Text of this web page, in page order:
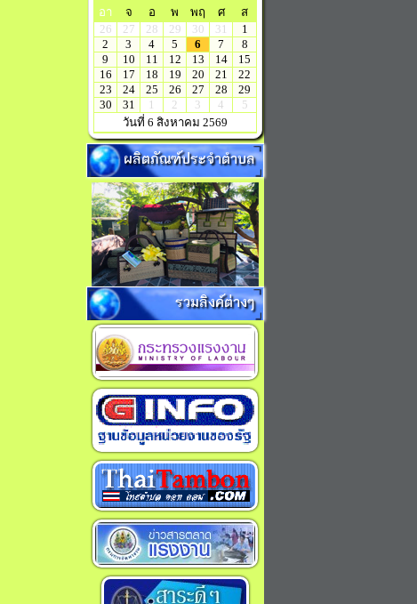
อา
จ อ พ พฤ ศ
ส
26
27 28 29 30 31
1
2
3 4 5 6 7
8
9
10 11 12 13 14
15
16
17 18 19 20 21
22
23
24 25 26 27 28
29
30
31 1 2 3 4
5
วันที่ 6 สิงหาคม 2569
ผลิตภัณฑ์ประจำตำบล
รวมลิงค์ต่างๆ